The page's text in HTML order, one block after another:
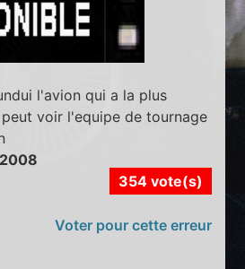
l'avion qui a la plus
voir l'equipe de tournage
354 vote(s)
Voter pour cette erreur